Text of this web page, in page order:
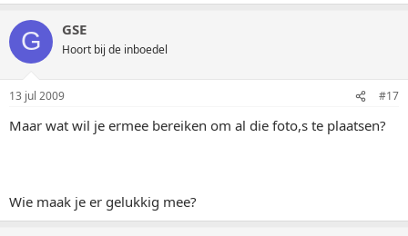
G GSE
Hoort bij de inboedel
13 jul 2009 #17
Maar wat wil je ermee bereiken om al die foto,s te plaatsen?
Wie maak je er gelukkig mee?